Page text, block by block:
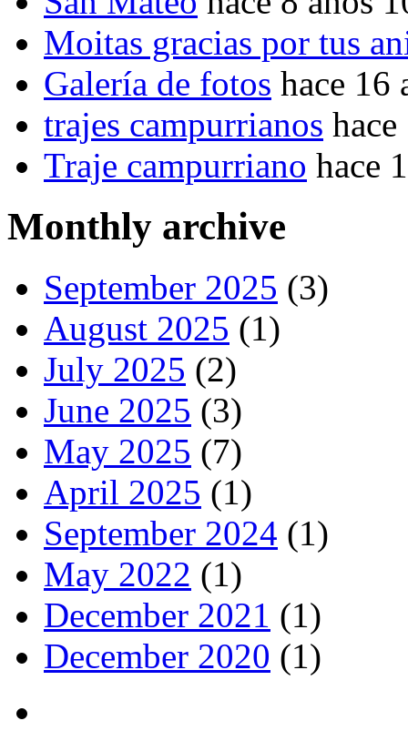
Moitas gracias por tus
Galería de fotos hace 16
trajes campurrianos
Traje campurriano hace
Monthly archive
September 2025 (3)
August 2025 (1)
July 2025 (2)
June 2025 (3)
May 2025 (7)
April 2025 (1)
September 2024 (1)
May 2022 (1)
December 2021 (1)
December 2020 (1)